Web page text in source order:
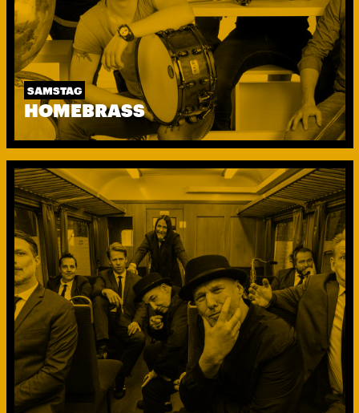
SAMSTAG
HOMEBRASS